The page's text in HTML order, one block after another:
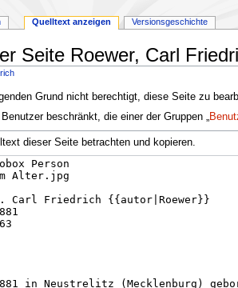
Seite Roewer, Carl
Grund nicht berechtigt, diese Seite zu
beschränkt, die einer der Gruppen „
dieser Seite betrachten und kopieren.
Quelltext anzeigen Versionsgeschichte